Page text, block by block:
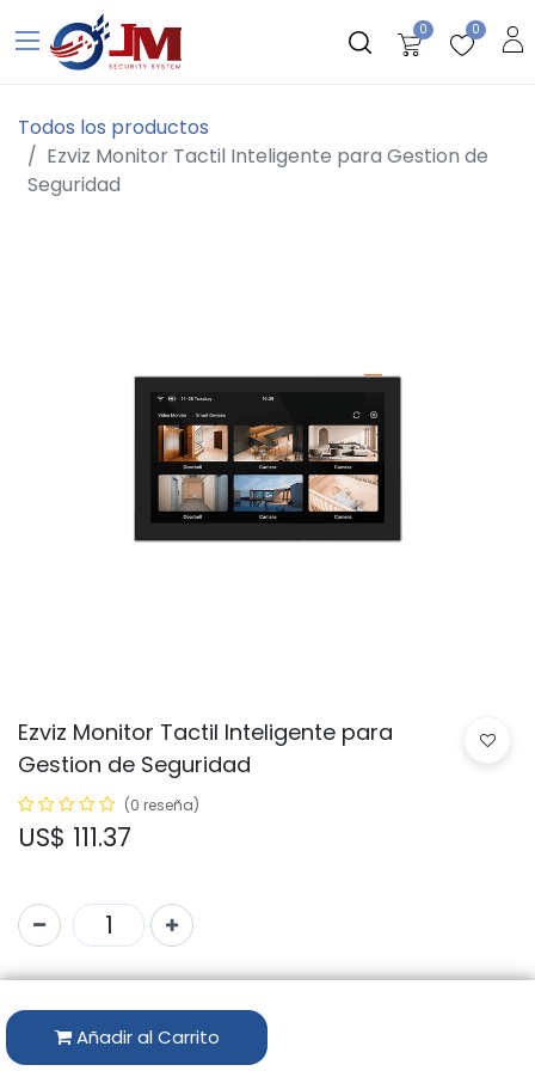
0 0
Todos los productos
Ezviz Monitor Tactil Inteligente para Gestion de
Seguridad
Ezviz Monitor Tactil Inteligente para
Gestion de Seguridad
(0 reseña)
US$ 111.37
Añadir al Carrito
Código:
Disponibilidad por Almacén